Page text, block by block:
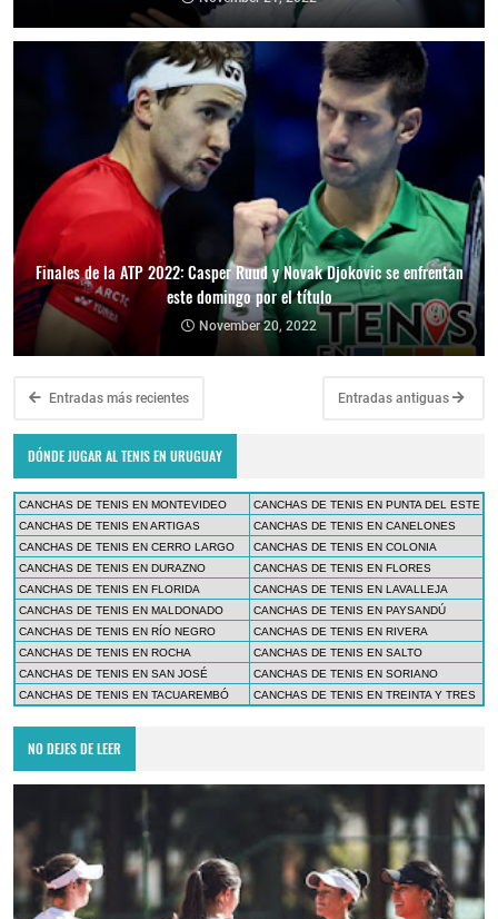
Finales de la ATP 2022: Casper Ruud y Novak Djokovic se enfrentan
este domingo por el título
November 20, 2022
Entradas más recientes Entradas antiguas
DÓNDE JUGAR AL TENIS EN URUGUAY
CANCHAS DE TENIS EN MONTEVIDEO
CANCHAS DE TENIS EN PUNTA DEL ESTE
CANCHAS DE TENIS EN ARTIGAS
CANCHAS DE TENIS EN CANELONES
CANCHAS DE TENIS EN CERRO LARGO
CANCHAS DE TENIS EN COLONIA
CANCHAS DE TENIS EN DURAZNO
CANCHAS DE TENIS EN FLORES
CANCHAS DE TENIS EN FLORIDA
CANCHAS DE TENIS EN LAVALLEJA
CANCHAS DE TENIS EN MALDONADO
CANCHAS DE TENIS EN PAYSANDÚ
CANCHAS DE TENIS EN RÍO NEGRO
CANCHAS DE TENIS EN RIVERA
CANCHAS DE TENIS EN ROCHA
CANCHAS DE TENIS EN SALTO
CANCHAS DE TENIS EN SAN JOSÉ
CANCHAS DE TENIS EN SORIANO
CANCHAS DE TENIS EN TACUAREMBÓ
CANCHAS DE TENIS EN TREINTA Y TRES
NO DEJES DE LEER